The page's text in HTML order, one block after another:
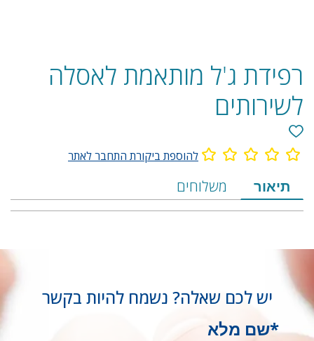
רפידת ג'ל מותאמת לאסלה
לשירותים
להוספת ביקורת התחבר לאתר
מידע
על
הכולל
תיאור,
מפרט
ומשלוחים
תיאור משלוחים
יש לכם שאלה? נשמח להיות בקשר
*שם מלא